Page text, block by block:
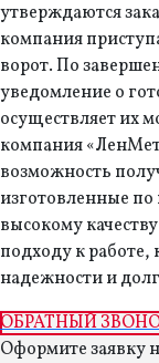
утверждаются
компания
ворот. По
уведомление о
осуществляет их
компания
возможность
изготовленные
высокому
подходу к
надежности и
ОБРАТНЫЙ
Оформите заявку